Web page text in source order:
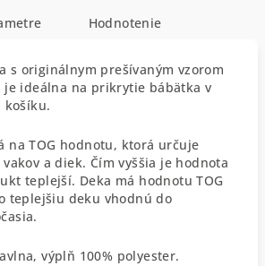
Hodnotenie
s originálnym prešívaným vzorom
je ideálna na prikrytie bábätka v
košíku.
na TOG hodnotu, ktorá určuje
a diek. Čím vyššia je hodnota
teplejší. Deka má hodnotu TOG
teplejšiu deku vhodnú do
výplň 100% polyester.